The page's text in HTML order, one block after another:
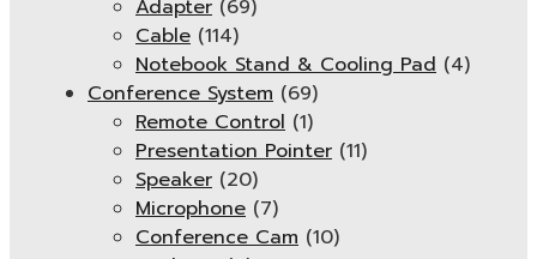
Adapter (69)
Cable (114)
Notebook Stand & Cooling Pad (4)
Conference System (69)
Remote Control (1)
Presentation Pointer (11)
Speaker (20)
Microphone (7)
Conference Cam (10)